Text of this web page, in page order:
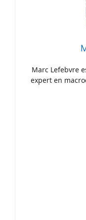
Marc Lefebvre
expert en